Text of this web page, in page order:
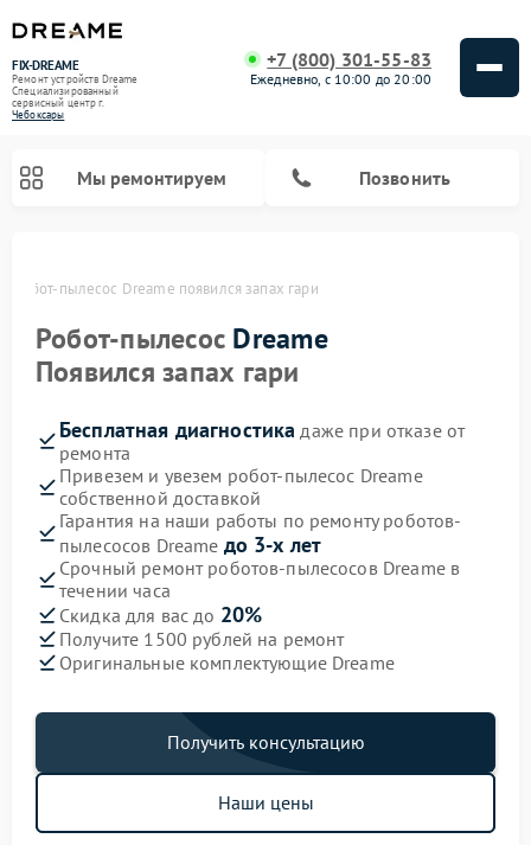
FIX-DREAME
Ремонт устройств Dreame
Специализированный
cервисный центр г.
Чебоксары
+7 (800) 301-55-83
Ежедневно, с 10:00 до 20:00
Мы ремонтируем Позвонить
Робот-пылесос Dreame появился запах гари
Робот-пылесос Dreame
Появился запах гари
Бесплатная диагностика даже при отказе от
ремонта
Привезем и увезем робот-пылесос Dreame
собственной доставкой
Гарантия на наши работы по ремонту роботов-
пылесосов Dreame до 3-х лет
Срочный ремонт роботов-пылесосов Dreame в
течении часа
Скидка для вас до 20%
Получите 1500 рублей на ремонт
Оригинальные комплектующие Dreame
Получить консультацию
Наши цены